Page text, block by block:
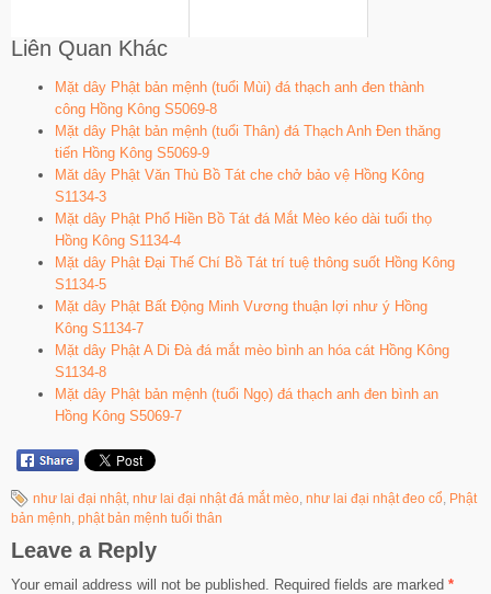
Liên Quan Khác
Mặt dây Phật bản mệnh (tuổi Mùi) đá thạch anh đen thành
công Hồng Kông S5069-8
Mặt dây Phật bản mệnh (tuổi Thân) đá Thạch Anh Đen thăng
tiến Hồng Kông S5069-9
Măt dây Phật Văn Thù Bồ Tát che chở bảo vệ Hồng Kông
S1134-3
Mặt dây Phật Phổ Hiền Bồ Tát đá Mắt Mèo kéo dài tuổi thọ
Hồng Kông S1134-4
Mặt dây Phật Đại Thế Chí Bồ Tát trí tuệ thông suốt Hồng Kông
S1134-5
Mặt dây Phật Bất Động Minh Vương thuận lợi như ý Hồng
Kông S1134-7
Mặt dây Phật A Di Đà đá mắt mèo bình an hóa cát Hồng Kông
S1134-8
Mặt dây Phật bản mệnh (tuổi Ngọ) đá thạch anh đen bình an
Hồng Kông S5069-7
như lai đại nhật như lai đại nhật đá mắt mèo như lai đại nhật đeo cổ Phật
bản mệnh phật bản mệnh tuổi thân
Leave a Reply
Your email address will not be published. Required fields are marked *